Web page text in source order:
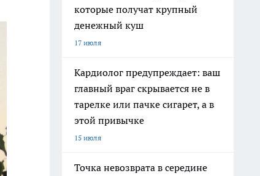
которые получат крупный
денежный куш
17 июля
Кардиолог предупреждает: ваш
главный враг скрывается не в
тарелке или пачке сигарет, а в
этой привычке
15 июля
Точка невозврата в середине